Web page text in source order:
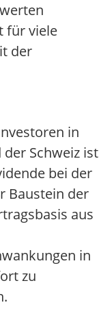
für viele
der
in
Schweiz ist
bei der
Baustein der
aus
in
zu